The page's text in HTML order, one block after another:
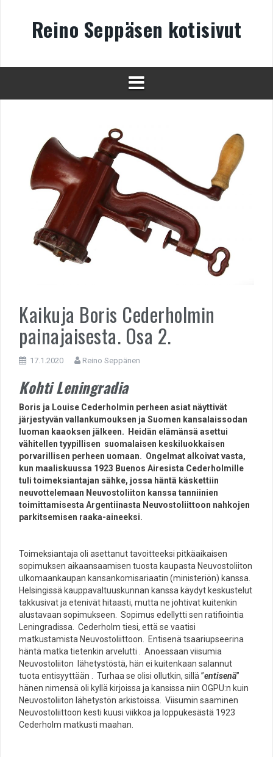
Reino Seppäsen kotisivut
Kaikuja Boris Cederholmin
painajaisesta. Osa 2.
17.1.2020 Reino Seppänen
Kohti Leningradia
Boris ja Louise Cederholmin perheen asiat näyttivät
järjestyvän vallankumouksen ja Suomen kansalaissodan
luoman kaaoksen jälkeen. Heidän elämänsä asettui
vähitellen tyypillisen suomalaisen keskiluokkaisen
porvarillisen perheen uomaan. Ongelmat alkoivat vasta,
kun maaliskuussa 1923 Buenos Airesista Cederholmille
tuli toimeksiantajan sähke, jossa häntä käskettiin
neuvottelemaan Neuvostoliiton kanssa tanniinien
toimittamisesta Argentiinasta Neuvostoliittoon nahkojen
parkitsemisen raaka-aineeksi.
Toimeksiantaja oli asettanut tavoitteeksi pitkäaikaisen
sopimuksen aikaansaamisen tuosta kaupasta Neuvostoliiton
ulkomaankaupan kansankomisariaatin (ministeriön) kanssa.
Helsingissä kauppavaltuuskunnan kanssa käydyt keskustelut
takkusivat ja etenivät hitaasti, mutta ne johtivat kuitenkin
alustavaan sopimukseen. Sopimus edellytti sen ratifiointia
Leningradissa. Cederholm tiesi, että se vaatisi
matkustamista Neuvostoliittoon. Entisenä tsaariupseerina
häntä matka tietenkin arvelutti . Anoessaan viisumia
Neuvostoliiton lähetystöstä, hän ei kuitenkaan salannut
tuota entisyyttään . Turhaa se olisi ollutkin, sillä ”entisenä”
hänen nimensä oli kyllä kirjoissa ja kansissa niin OGPU:n kuin
Neuvostoliiton lähetystön arkistoissa. Viisumin saaminen
Neuvostoliittoon kesti kuusi viikkoa ja loppukesästä 1923
Cederholm matkusti maahan.